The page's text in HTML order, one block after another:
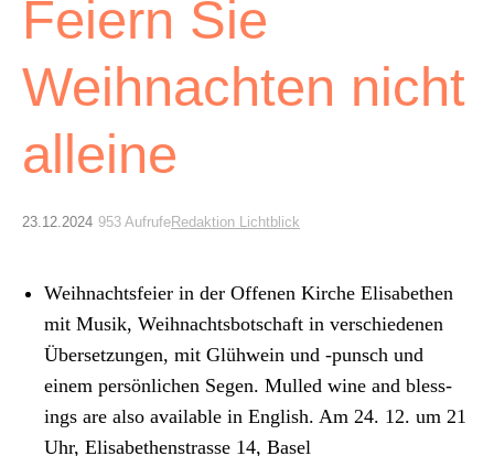
Beilagen und Inserate
Archiv
Über uns
ePaper
aktuelle Ausgabe
Suchen
Feiern Sie
Weihnachten nicht
alleine
23.12.2024 953 AufrufeRedaktion Lichtblick
Wei­h­nachts­feier in der Offe­nen Kirche Elis­a­bethen
mit Musik, Wei­h­nachts­botschaft in ver­schiede­nen
Über­set­zun­gen, mit Glüh­wein und ‑pun­sch und
einem per­sön­lichen Segen. Mulled wine and bless­
ings are also avail­able in Eng­lish. Am 24. 12. um 21
Uhr, Elis­a­bethen­strasse 14, Basel